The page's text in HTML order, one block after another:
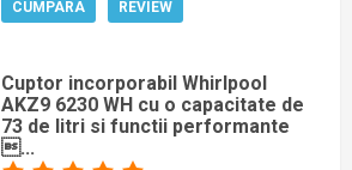
CUMPARA REVIEW
Cuptor incorporabil Whirlpool
AKZ9 6230 WH cu o capacitate de
73 de litri si functii performante
...